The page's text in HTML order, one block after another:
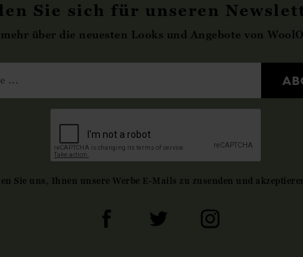
Sie sich für unseren
über die neuesten Looks und Angebote von
Sie uns, Ihnen unsere Werbe E-Mails zu zusenden und